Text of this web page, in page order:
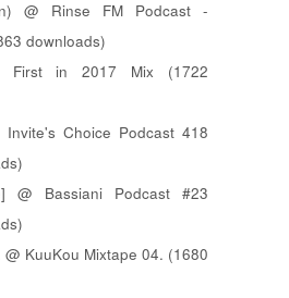
@ Rinse FM Podcast -
downloads)
First in 2017 Mix (1722
Invite's Choice Podcast 418
@ Bassiani Podcast #23
KuuKou Mixtape 04. (1680